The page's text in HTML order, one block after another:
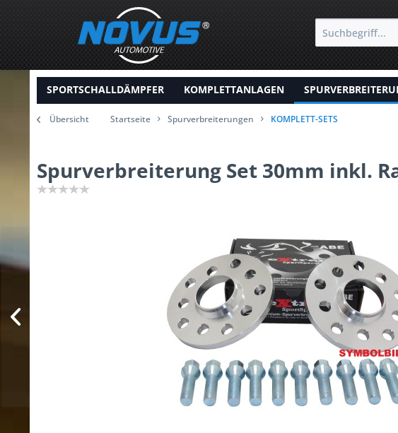
SPORTSCHALLDÄMPFER KOMPLETTANLAGEN
Übersicht Startseite Spurverbreiterungen KOMPLETT-SETS
Spurverbreiterung Set 30mm inkl.